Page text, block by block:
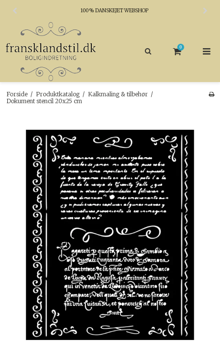
100% DANSKEJET WEBSHOP
0
Forside / Produktkatalog / Kalkmaling & tilbehør /
Dokument stencil 20x25 cm